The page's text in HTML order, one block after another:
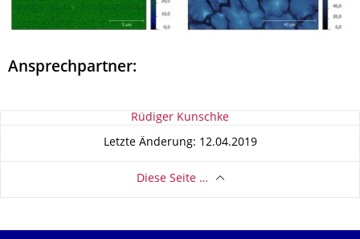
Ansprechpartner:
Zu dieser Seite Rüdiger Kunschke
Letzte Änderung: 12.04.2019
Diese Seite …